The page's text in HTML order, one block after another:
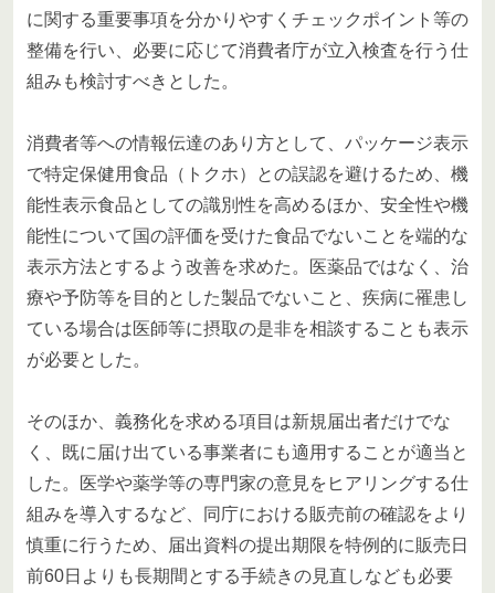
に関する重要事項を分かりやすくチェックポイント等の
整備を行い、必要に応じて消費者庁が立入検査を行う仕
組みも検討すべきとした。
消費者等への情報伝達のあり方として、パッケージ表示
で特定保健用食品（トクホ）との誤認を避けるため、機
能性表示食品としての識別性を高めるほか、安全性や機
能性について国の評価を受けた食品でないことを端的な
表示方法とするよう改善を求めた。医薬品ではなく、治
療や予防等を目的とした製品でないこと、疾病に罹患し
ている場合は医師等に摂取の是非を相談することも表示
が必要とした。
そのほか、義務化を求める項目は新規届出者だけでな
く、既に届け出ている事業者にも適用することが適当と
した。医学や薬学等の専門家の意見をヒアリングする仕
組みを導入するなど、同庁における販売前の確認をより
慎重に行うため、届出資料の提出期限を特例的に販売日
前60日よりも長期間とする手続きの見直しなども必要